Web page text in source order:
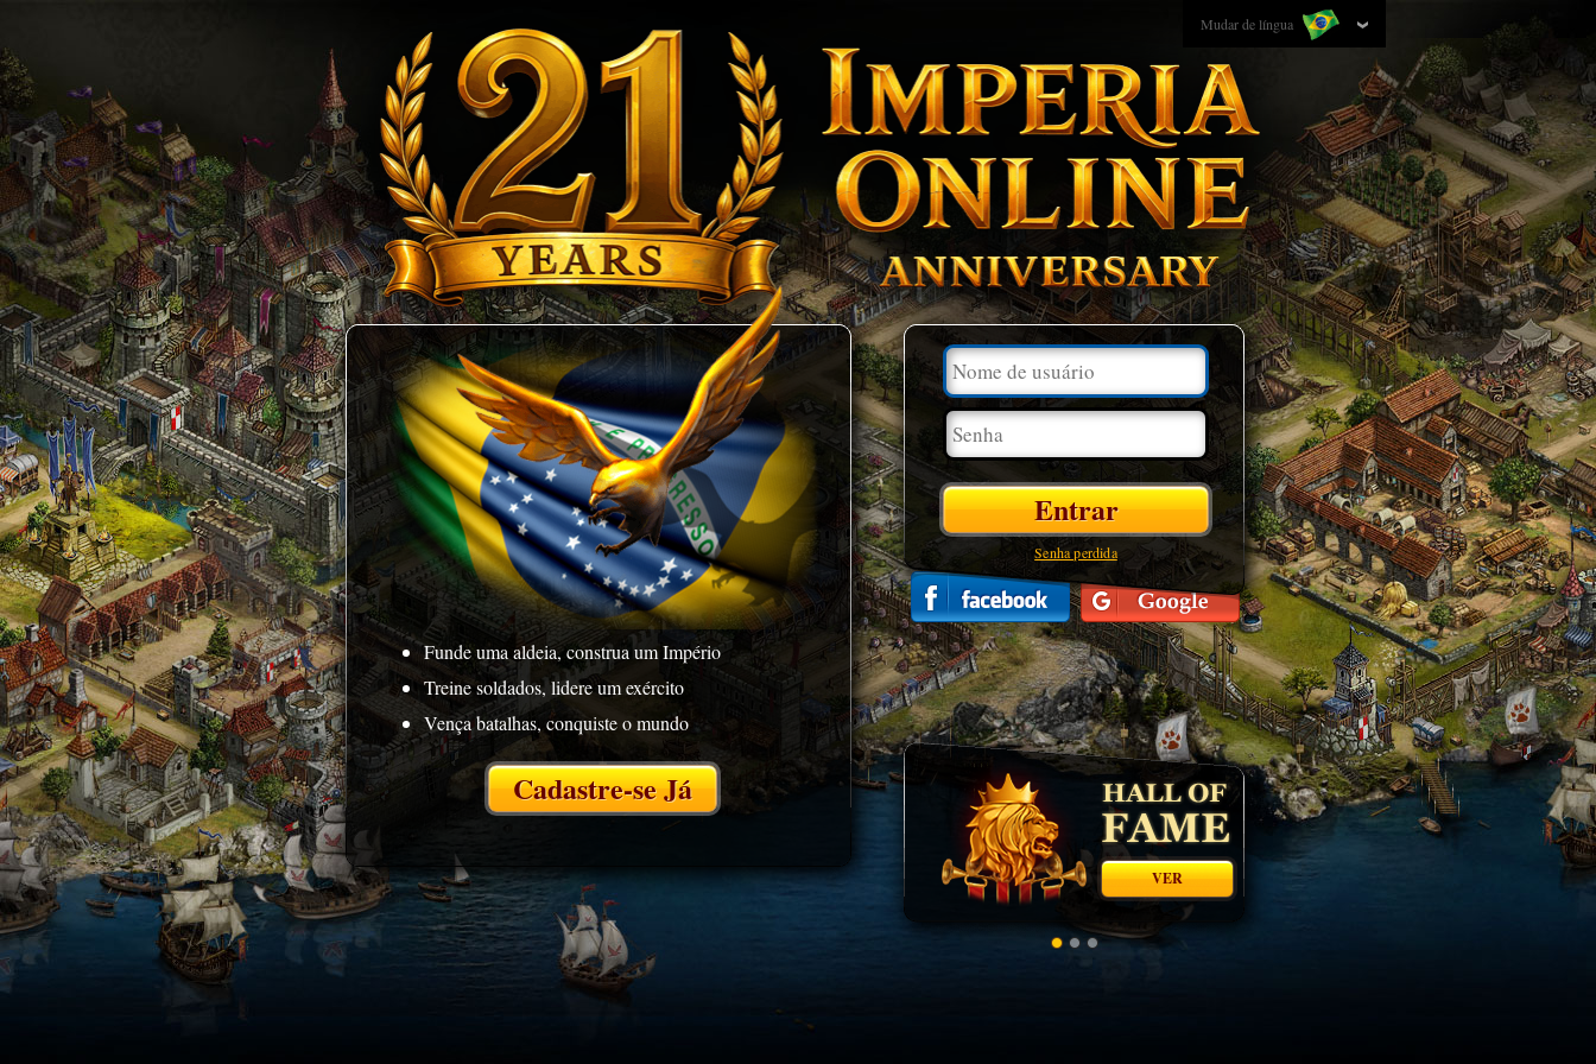
Mudar de língua
Funde uma aldeia, construa um Império
Treine soldados, lidere um exército
Vença batalhas, conquiste o mundo
Cadastre-se Já
Senha perdida
VER